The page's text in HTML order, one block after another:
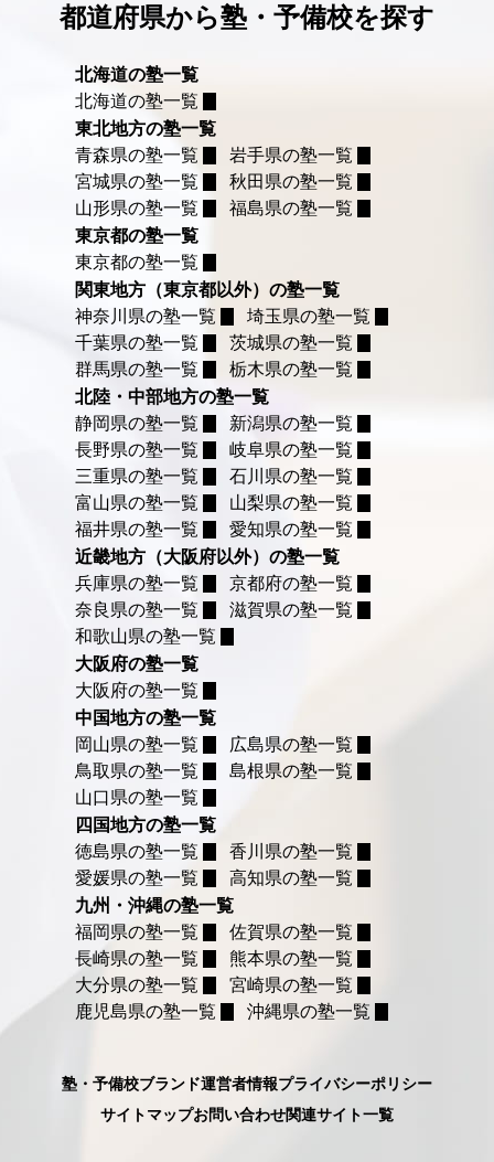
都道府県から塾・予備校を探す
北海道の塾一覧
北海道の塾一覧
東北地方の塾一覧
青森県の塾一覧
岩手県の塾一覧
宮城県の塾一覧
秋田県の塾一覧
山形県の塾一覧
福島県の塾一覧
東京都の塾一覧
東京都の塾一覧
関東地方（東京都以外）の塾一覧
神奈川県の塾一覧
埼玉県の塾一覧
千葉県の塾一覧
茨城県の塾一覧
群馬県の塾一覧
栃木県の塾一覧
北陸・中部地方の塾一覧
静岡県の塾一覧
新潟県の塾一覧
長野県の塾一覧
岐阜県の塾一覧
三重県の塾一覧
石川県の塾一覧
富山県の塾一覧
山梨県の塾一覧
福井県の塾一覧
愛知県の塾一覧
近畿地方（大阪府以外）の塾一覧
兵庫県の塾一覧
京都府の塾一覧
奈良県の塾一覧
滋賀県の塾一覧
和歌山県の塾一覧
大阪府の塾一覧
大阪府の塾一覧
中国地方の塾一覧
岡山県の塾一覧
広島県の塾一覧
鳥取県の塾一覧
島根県の塾一覧
山口県の塾一覧
四国地方の塾一覧
徳島県の塾一覧
香川県の塾一覧
愛媛県の塾一覧
高知県の塾一覧
九州・沖縄の塾一覧
福岡県の塾一覧
佐賀県の塾一覧
長崎県の塾一覧
熊本県の塾一覧
大分県の塾一覧
宮崎県の塾一覧
鹿児島県の塾一覧
沖縄県の塾一覧
塾・予備校ブランド運営者情報プライバシーポリシー
サイトマップお問い合わせ関連サイト一覧